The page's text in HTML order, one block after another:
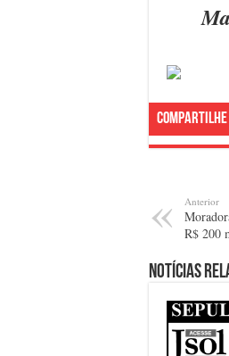
Compartilhe
Anterior
R$ 200
Notícias